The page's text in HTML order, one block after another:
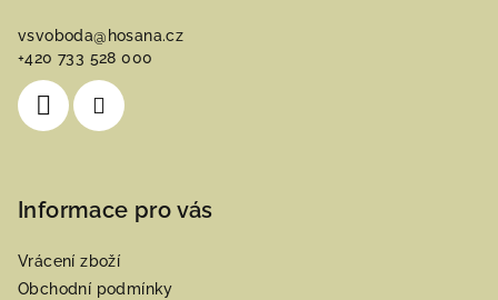
vsvoboda@ hosana.cz
+420 733 528 000
Informace pro vás
Vrácení zboží
Obchodní podmínky